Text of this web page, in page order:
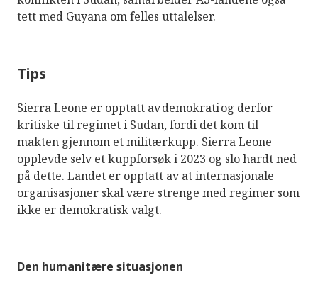
tett med Guyana om felles uttalelser.
Tips
Sierra Leone er opptatt avdemokratiog derfor
kritiske til regimet i Sudan, fordi det kom til
makten gjennom et militærkupp. Sierra Leone
opplevde selv et kuppforsøk i 2023 og slo hardt ned
på dette. Landet er opptatt av at internasjonale
organisasjoner skal være strenge med regimer som
ikke er demokratisk valgt.
Den humanitære situasjonen